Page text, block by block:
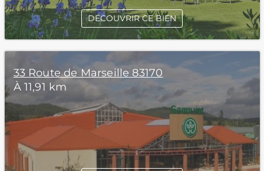
DÉCOUVRIR CE BIEN
33 Route de Marseille 83170
À 11,91 km